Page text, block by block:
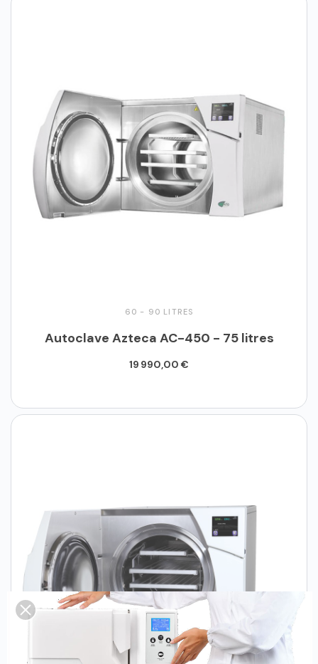
60 - 90 LITRES
Autoclave Azteca AC-450 - 75 litres
19 990,00 €
Ajouter au panier